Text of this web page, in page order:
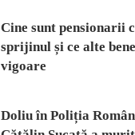
Cine sunt pensionarii
sprijinul și ce alte
vigoare
Doliu în Poliția